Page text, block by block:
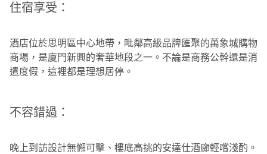
住宿享受：
酒店位於思明區中心地帶，毗鄰高級品牌匯聚的萬象城購物
商場，是廈門新興的奢華地段之一。不論是商務公幹還是消
遣度假，這裡都是理想居停。
不容錯過：
晚上到訪設計無懈可擊、樓底高挑的安達仕酒廊輕嚐淺酌。